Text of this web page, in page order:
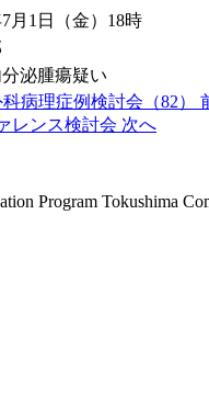
月1日（金）18時
泌腫瘍疑い
病理症例検討会（82）
レンス検討会 次へ
Program Tokushima